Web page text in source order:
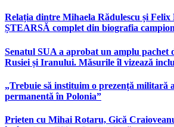
Relația dintre Mihaela Rădulescu și Felix
ȘTEARSĂ complet din biografia
Senatul SUA a aprobat un amplu pachet
Rusiei și Iranului. Măsurile îl vizează
„Trebuie să instituim o prezență militară
permanentă în Polonia”
Prieten cu Mihai Rotaru, Gică